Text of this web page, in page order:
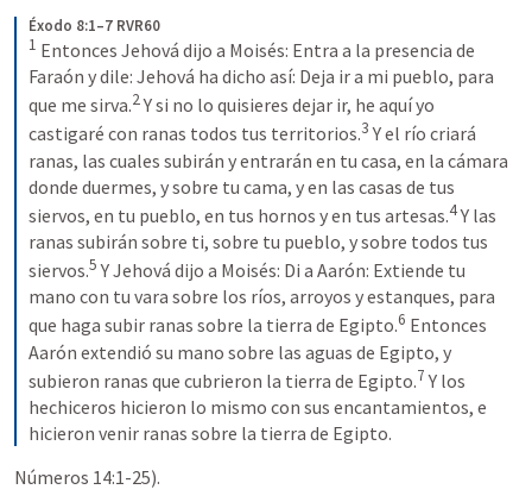
Éxodo 8:1–7 RVR60
1 Entonces Jehová dijo a Moisés: Entra a la presencia de
Faraón y dile: Jehová ha dicho así: Deja ir a mi pueblo, para
que me sirva.2 Y si no lo quisieres dejar ir, he aquí yo
castigaré con ranas todos tus territorios.3 Y el río criará
ranas, las cuales subirán y entrarán en tu casa, en la cámara
donde duermes, y sobre tu cama, y en las casas de tus
siervos, en tu pueblo, en tus hornos y en tus artesas.4 Y las
ranas subirán sobre ti, sobre tu pueblo, y sobre todos tus
siervos.5 Y Jehová dijo a Moisés: Di a Aarón: Extiende tu
mano con tu vara sobre los ríos, arroyos y estanques, para
que haga subir ranas sobre la tierra de Egipto.6 Entonces
Aarón extendió su mano sobre las aguas de Egipto, y
subieron ranas que cubrieron la tierra de Egipto.7 Y los
hechiceros hicieron lo mismo con sus encantamientos, e
hicieron venir ranas sobre la tierra de Egipto.
Números 14:1-25).